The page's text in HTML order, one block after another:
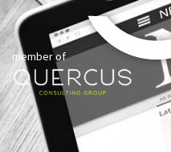
member of